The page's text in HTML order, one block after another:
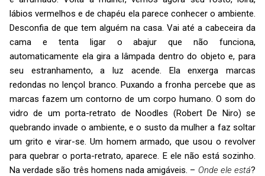
lábios vermelhos e de chapéu ela parece conhecer o ambiente.
Desconfia de que tem alguém na casa. Vai até a cabeceira da
cama e tenta ligar o abajur que não funciona,
automaticamente ela gira a lâmpada dentro do objeto e, para
seu estranhamento, a luz acende. Ela enxerga marcas
redondas no lençol branco. Puxando a fronha percebe que as
marcas fazem um contorno de um corpo humano. O som do
vidro de um porta-retrato de Noodles (Robert De Niro) se
quebrando invade o ambiente, e o susto da mulher a faz soltar
um grito e virar-se. Um homem armado, que usou o revolver
para quebrar o porta-retrato, aparece. E ele não está sozinho.
Na verdade são três homens nada amigáveis. – Onde ele está?